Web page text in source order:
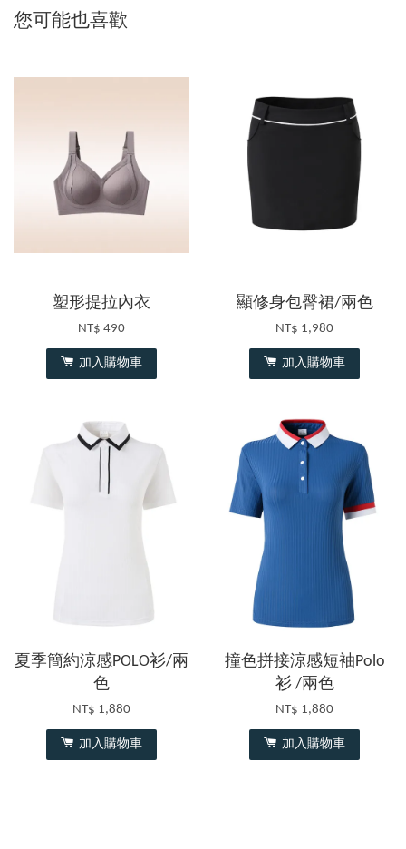
您可能也喜歡
塑形提拉內衣
NT$ 490
加入購物車
顯修身包臀裙/兩色
NT$ 1,980
加入購物車
夏季簡約涼感POLO衫/兩
色
NT$ 1,880
加入購物車
撞色拼接涼感短袖Polo
衫 /兩色
NT$ 1,880
加入購物車